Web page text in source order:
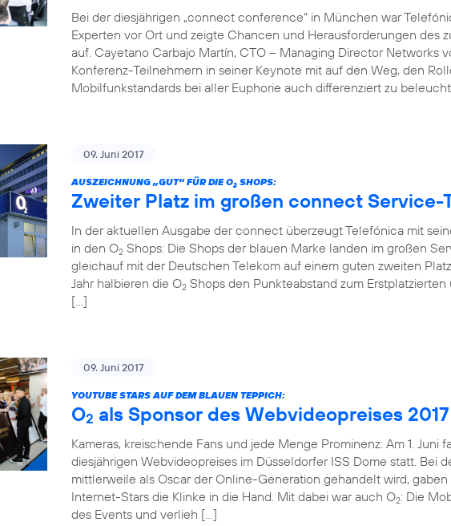
Bei der diesjährigen „connect conference“ in München war
Experten vor Ort und zeigte Chancen und Herausforderungen des
auf. Cayetano Carbajo Martín, CTO – Managing Director Networks
Konferenz-Teilnehmern in seiner Keynote mit auf den Weg, den
Mobilfunkstandards bei aller Euphorie auch differenziert zu
09. Juni 2017
AUSZEICHNUNG „GUT“ FÜR DIE O2 SHOPS:
Zweiter Platz im großen connect Service-
In der aktuellen Ausgabe der connect überzeugt Telefónica mit
in den O2 Shops: Die Shops der blauen Marke landen im großen
gleichauf mit der Deutschen Telekom auf einem guten zweiten
Jahr halbieren die O2 Shops den Punkteabstand zum
[…]
09. Juni 2017
YOUTUBE STARS AUF DEM BLAUEN TEPPICH:
O2 als Sponsor des Webvideopreises 2017
Kameras, kreischende Fans und jede Menge Prominenz: Am 1. Juni
diesjährigen Webvideopreises im Düsseldorfer ISS Dome statt. Bei
mittlerweile als Oscar der Online-Generation gehandelt wird, gaben
Internet-Stars die Klinke in die Hand. Mit dabei war auch O2: Die
des Events und verlieh […]